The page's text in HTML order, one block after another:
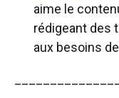
aime le
rédigeant des
aux besoins